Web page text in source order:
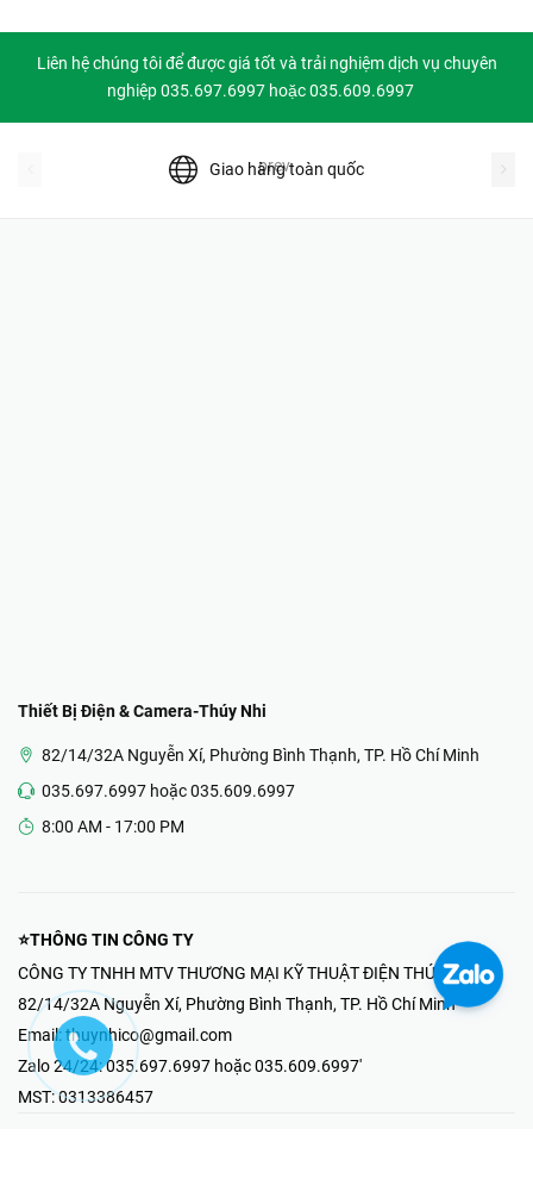
Liên hệ chúng tôi để được giá tốt và trải nghiệm dịch vụ chuyên
nghiệp 035.697.6997 hoặc 035.609.6997
Giao hàng toàn quốc
prev
Thiết Bị Điện & Camera-Thúy Nhi
82/14/32A Nguyễn Xí, Phường Bình Thạnh, TP. Hồ Chí Minh
035.697.6997 hoặc 035.609.6997
8:00 AM - 17:00 PM
⭐THÔNG TIN CÔNG TY
CÔNG TY TNHH MTV THƯƠNG MẠI KỸ THUẬT ĐIỆN THÚY NHI
82/14/32A Nguyễn Xí, Phường Bình Thạnh, TP. Hồ Chí Minh
Email: thuynhico@gmail.com
Zalo 24/24:035.697.6997 hoặc 035.609.6997'
MST:0313386457